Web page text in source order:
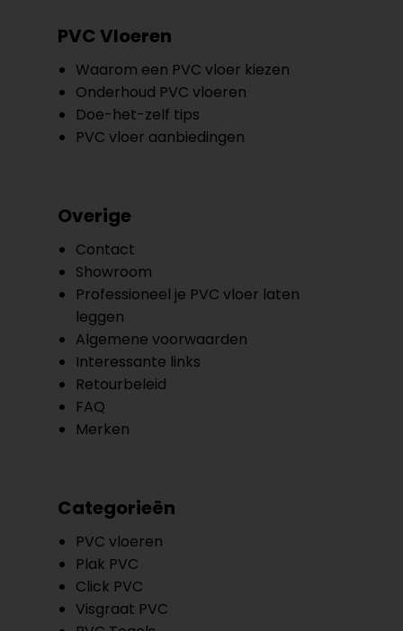
PVC Vloeren
Waarom een PVC vloer kiezen
Onderhoud PVC vloeren
Doe-het-zelf tips
PVC vloer aanbiedingen
Overige
Contact
Showroom
Professioneel je PVC vloer laten
leggen
Algemene voorwaarden
Interessante links
Retourbeleid
FAQ
Merken
Categorieën
PVC vloeren
Plak PVC
Click PVC
Visgraat PVC